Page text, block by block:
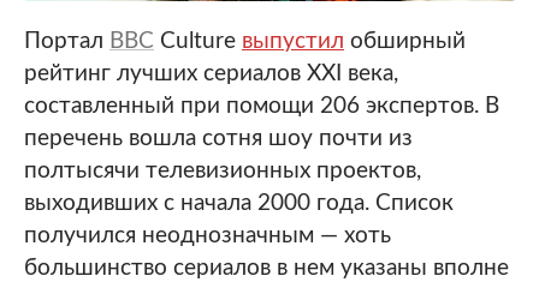
Портал BBC Culture выпустил обширный
рейтинг лучших сериалов XXI века,
составленный при помощи 206 экспертов. В
перечень вошла сотня шоу почти из
полтысячи телевизионных проектов,
выходивших с начала 2000 года. Список
получился неоднозначным — хоть
большинство сериалов в нем указаны вполне